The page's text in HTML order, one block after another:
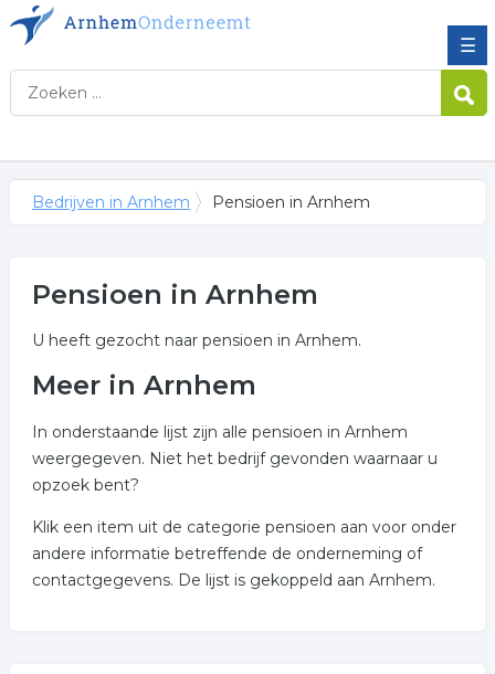
☰
Bedrijven in Arnhem Pensioen in Arnhem
Pensioen in Arnhem
U heeft gezocht naar pensioen in Arnhem.
Meer in Arnhem
In onderstaande lijst zijn alle pensioen in Arnhem
weergegeven. Niet het bedrijf gevonden waarnaar u
opzoek bent?
Klik een item uit de categorie pensioen aan voor onder
andere informatie betreffende de onderneming of
contactgegevens. De lijst is gekoppeld aan Arnhem.